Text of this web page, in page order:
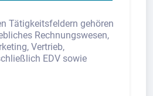
Tätigkeitsfeldern gehören
Rechnungswesen,
Vertrieb,
EDV sowie